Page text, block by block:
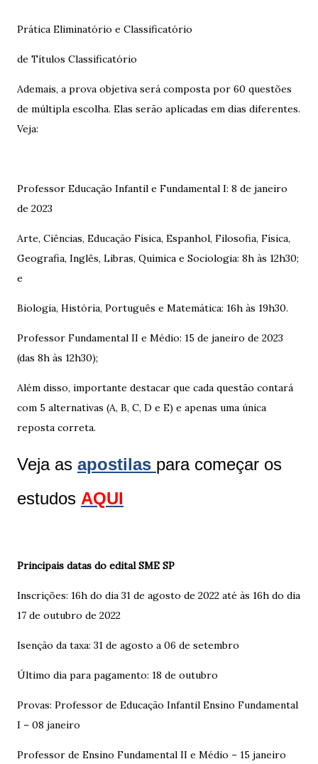
Prática Eliminatório e Classificatório
de Títulos Classificatório
Ademais, a prova objetiva será composta por 60 questões
de múltipla escolha. Elas serão aplicadas em dias diferentes.
Veja:
Professor Educação Infantil e Fundamental I: 8 de janeiro
de 2023
Arte, Ciências, Educação Física, Espanhol, Filosofia, Física,
Geografia, Inglês, Libras, Química e Sociologia: 8h às 12h30;
e
Biologia, História, Português e Matemática: 16h às 19h30.
Professor Fundamental II e Médio: 15 de janeiro de 2023
(das 8h às 12h30);
Além disso, importante destacar que cada questão contará
com 5 alternativas (A, B, C, D e E) e apenas uma única
reposta correta.
Veja as apostilas para começar os
estudos AQUI
Principais datas do edital SME SP
Inscrições: 16h do dia 31 de agosto de 2022 até às 16h do dia
17 de outubro de 2022
Isenção da taxa: 31 de agosto a 06 de setembro
Último dia para pagamento: 18 de outubro
Provas: Professor de Educação Infantil Ensino Fundamental
I – 08 janeiro
Professor de Ensino Fundamental II e Médio – 15 janeiro